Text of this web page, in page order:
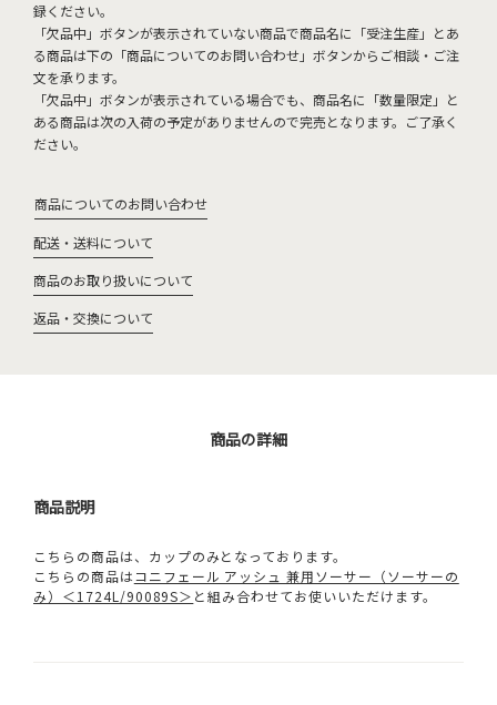
録ください。
「欠品中」ボタンが表示されていない商品で商品名に「受注生産」とあ
る商品は下の「商品についてのお問い合わせ」ボタンからご相談・ご注
文を承ります。
「欠品中」ボタンが表示されている場合でも、商品名に「数量限定」と
ある商品は次の入荷の予定がありませんので完売となります。ご了承く
ださい。
商品についてのお問い合わせ
配送・送料について
商品のお取り扱いについて
返品・交換について
商品の詳細
商品説明
こちらの商品は、カップのみとなっております。
こちらの商品はコニフェール アッシュ 兼用ソーサー（ソーサーの
み）＜1724L/90089S＞ と組み合わせてお使いいただけます。